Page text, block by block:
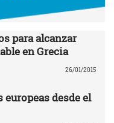
para alcanzar
en Grecia
26/01/2015
desde el